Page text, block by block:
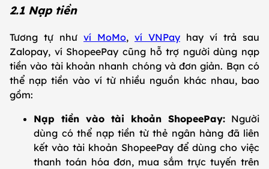
2.1 Nạp tiền
Tương tự như ví MoMo, ví VNPay hay ví trả sau
Zalopay, ví ShopeePay cũng hỗ trợ người dùng nạp
tiền vào tài khoản nhanh chóng và đơn giản. Bạn có
thể nạp tiền vào ví từ nhiều nguồn khác nhau, bao
gồm:
Nạp tiền vào tài khoản ShopeePay: Người
dùng có thể nạp tiền từ thẻ ngân hàng đã liên
kết vào tài khoản ShopeePay để dùng cho việc
thanh toán hóa đơn, mua sắm trực tuyến trên